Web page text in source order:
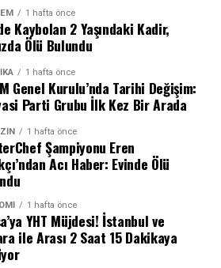
1 hafta önce
Kaybolan 2 Yaşındaki Kadir,
Ölü Bulundu
1 hafta önce
Genel Kurulu’nda Tarihi Değişim:
Parti Grubu İlk Kez Bir Arada
1 hafta önce
Şampiyonu Eren
Acı Haber: Evinde Ölü
1 hafta önce
YHT Müjdesi! İstanbul ve
ile Arası 2 Saat 15 Dakikaya